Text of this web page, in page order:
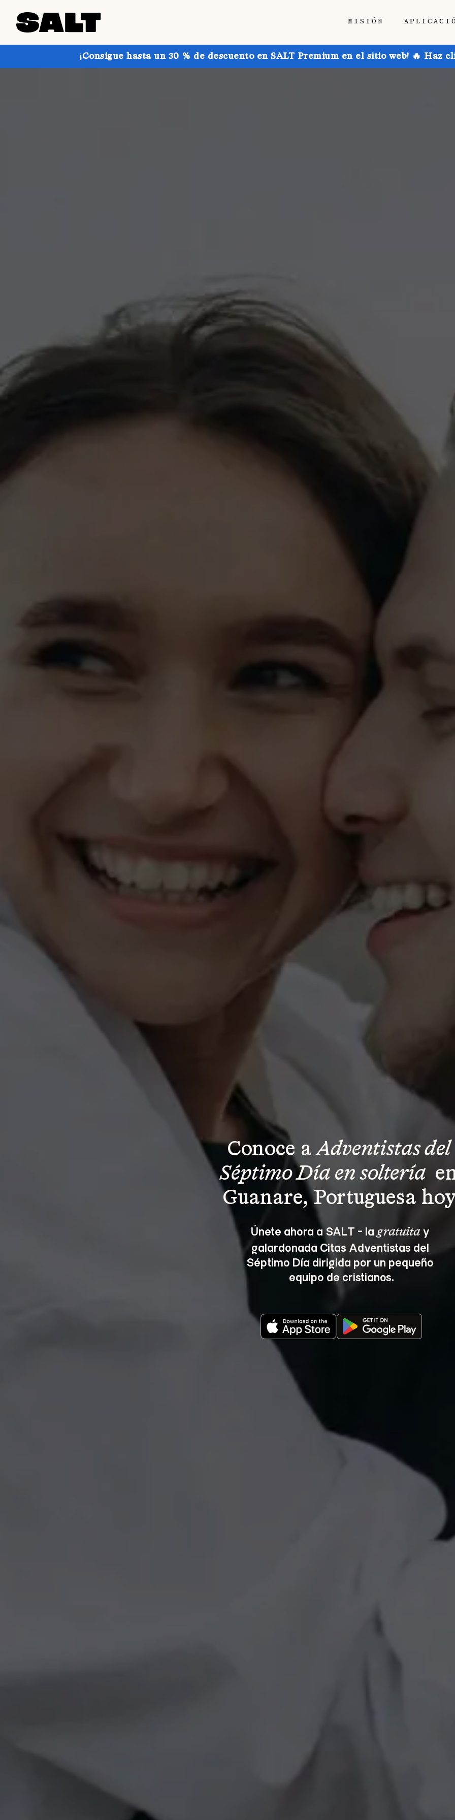
MISIÓN
¡Consigue hasta un 30 % de descuento en SALT Premium en el sitio web! 🔥 Haz
Conoce a Adventistas del
Séptimo Día en soltería
Guanare, Portuguesa
Únete ahora a SALT - la gratuita y
galardonada Citas Adventistas del
Séptimo Día dirigida por un pequeño
equipo de cristianos.